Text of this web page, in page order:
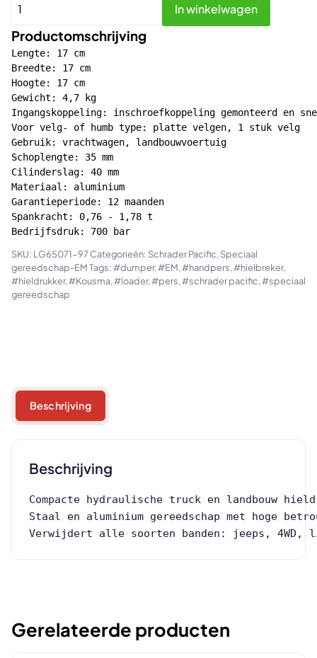
Productomschrijving
Lengte: 17 cm
Breedte: 17 cm
Hoogte: 17 cm
Gewicht: 4,7 kg
Ingangskoppeling: inschroefkoppeling gemonteerd en
Voor velg- of humb type: platte velgen, 1 stuk velg
Gebruik: vrachtwagen, landbouwvoertuig
Schoplengte: 35 mm
Cilinderslag: 40 mm
Materiaal: aluminium
Garantieperiode: 12 maanden
Spankracht: 0,76 - 1,78 t
Bedrijfsdruk: 700 bar
hieldrukker
aantal
In winkelwagen
SKU: LG65071-97Categorieën: Schrader Pacific, Speciaal
gereedschap-EMTags:#dumper,#EM,#handpers,#hielbreker,
#hieldrukker,#Kousma,#loader,#pers,#schrader pacific,#speciaal
gereedschap
Beschrijving
Beschrijving
Compacte hydraulische truck en landbouw
Staal en aluminium gereedschap met hoge
Verwijdert alle soorten banden: jeeps, 4WD,
Gerelateerde producten